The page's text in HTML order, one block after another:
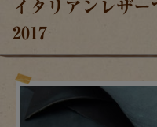
イタリアンレザ
2017